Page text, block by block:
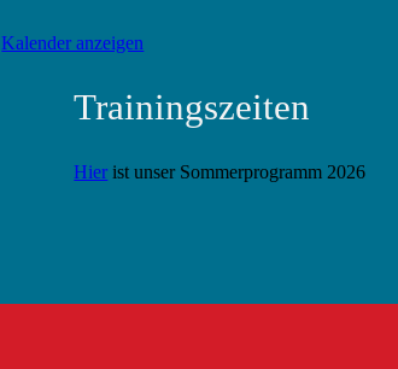
Kalender anzeigen
Trainingszeiten
Hier ist unser Sommerprogramm 2026